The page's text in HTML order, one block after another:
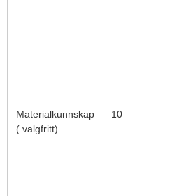
Materialkunnskap
( valgfritt)
10